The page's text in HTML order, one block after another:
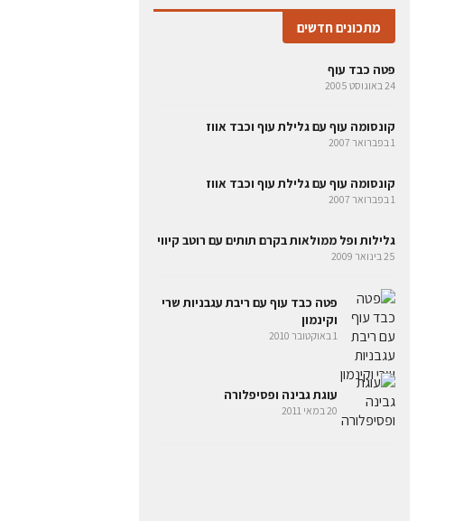
מתכונים חדשים
פטה כבד עוף
24 באוגוסט 2005
קונסומה עוף עם גלילת עוף וכבד אווז
1 בפברואר 2007
קונסומה עוף עם גלילת עוף וכבד אווז
1 בפברואר 2007
גלילות ופל ממולאות בקרם תותים עם רוטב קיווי
25 בינואר 2009
פטה כבד עוף עם ריבת עגבניות שרי
וקינמון
1 באוקטובר 2010
עוגת גבינה ופסיפלורה
20 במאי 2011